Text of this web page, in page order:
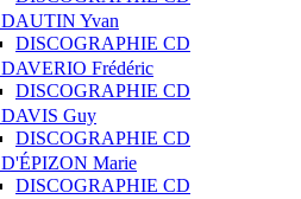
DAUTIN Yvan
DISCOGRAPHIE CD
DAVERIO Frédéric
DISCOGRAPHIE CD
DAVIS Guy
DISCOGRAPHIE CD
D'ÉPIZON Marie
DISCOGRAPHIE CD